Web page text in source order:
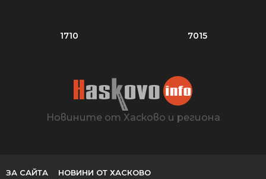
1710 7015
Новините от Хасково и региона
ЗА САЙТА НОВИНИ ОТ ХАСКОВО